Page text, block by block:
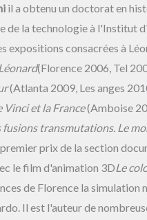
il a obtenu un doctorat en
de la technologie à l'Institut
expositions consacrées à
(Florence 2006, Tel
(Atlanta 2009, Les anges
Vinci et la France(Amboise
fusions transmutations. Le
prix de la section
le film d'animation 3DLe
de Florence la simulation
Il est l'auteur de